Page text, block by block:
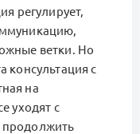
регулирует,
ветки. Но
консультация с
на
уходят с